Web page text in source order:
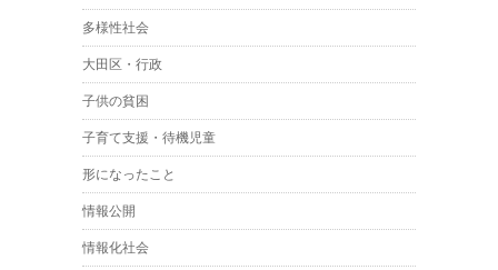
多様性社会
大田区・行政
子供の貧困
子育て支援・待機児童
形になったこと
情報公開
情報化社会